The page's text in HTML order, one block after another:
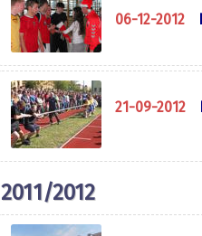
06-12-2012
21-09-2012
2011/2012